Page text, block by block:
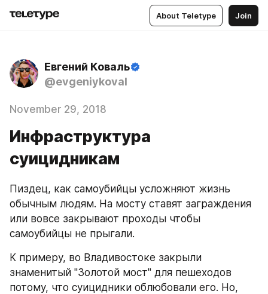
About Teletype Join
Евгений Коваль
@evgeniykoval
November 29, 2018
Инфраструктура
суицидникам
Пиздец, как самоубийцы усложняют жизнь
обычным людям. На мосту ставят заграждения
или вовсе закрывают проходы чтобы
самоубийцы не прыгали.
К примеру, во Владивостоке закрыли
знаменитый "Золотой мост" для пешеходов
потому, что суицидники облюбовали его. Но,